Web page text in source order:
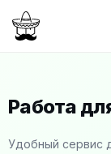
Работа
Удобный сервис